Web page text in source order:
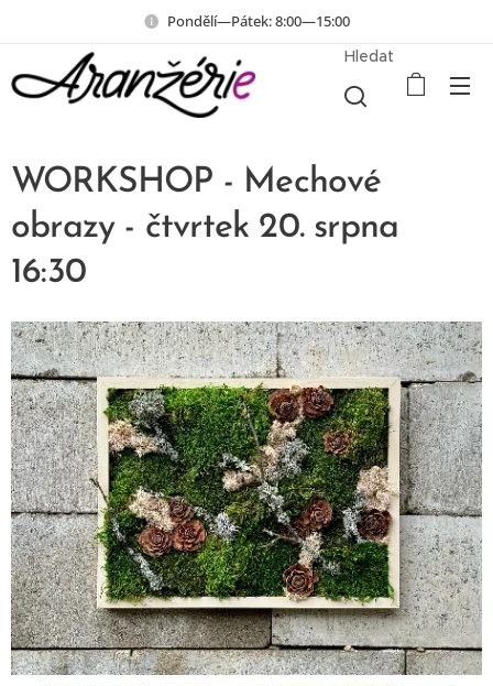
Pondělí—Pátek: 8:00—15:00
Hledat
WORKSHOP - Mechové
obrazy - čtvrtek 20. srpna
16:30